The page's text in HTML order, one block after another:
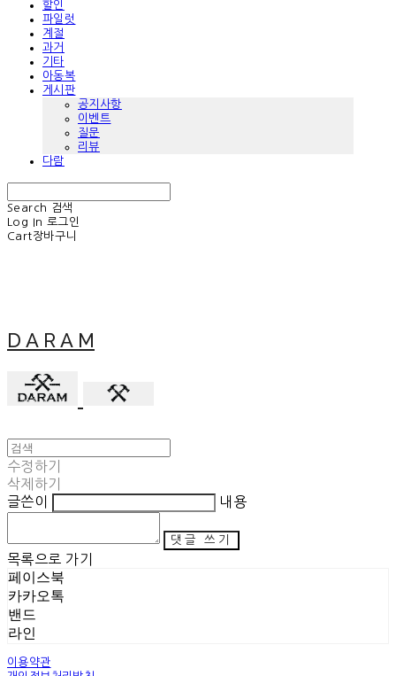
할인
파일럿
계절
과거
기타
아동복
게시판
공지사항
이벤트
질문
리뷰
다람
Search
검색
Log In 로그인
Cart장바구니
D A R A M
수정하기
삭제하기
글쓴이
내용
댓글 쓰기
목록으로 가기
페이스북
카카오톡
밴드
라인
이용약관